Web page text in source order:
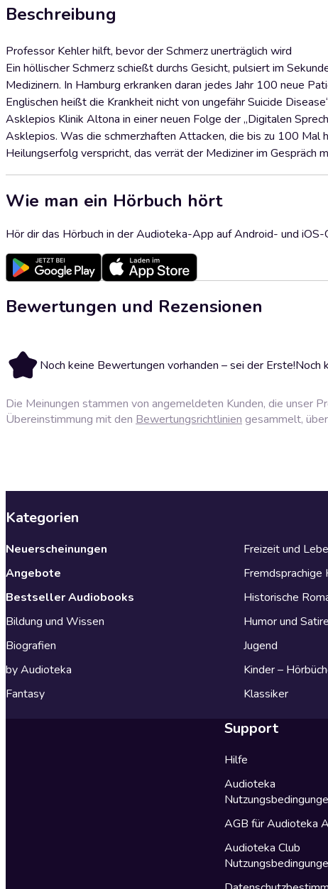
Beschreibung
Professor Kehler hilft, bevor der Schmerz unerträglich wird
Ein höllischer Schmerz schießt durchs Gesicht, pulsiert im
Medizinern. In Hamburg erkranken daran jedes Jahr 100 neue
Englischen heißt die Krankheit nicht von ungefähr Suicide
Asklepios Klinik Altona in einer neuen Folge der „Digitalen
Asklepios. Was die schmerzhaften Attacken, die bis zu 100 Mal
Heilungserfolg verspricht, das verrät der Mediziner im Gespräch
Wie man ein Hörbuch hört
Hör dir das Hörbuch in der Audioteka-App auf Android- und iOS-
Bewertungen und Rezensionen
Noch keine Bewertungen vorhanden – sei der Erste!Noch
Die Meinungen stammen von angemeldeten Kunden, die unser
Übereinstimmung mit den Bewertungsrichtlinien gesammelt,
Kategorien
Neuerscheinungen
Angebote
Bestseller Audiobooks
Bildung und Wissen
Biografien
by Audioteka
Fantasy
Freizeit und
Fremdsprachige
Historische
Humor und Satire
Jugend
Kinder –
Klassiker
Support
Hilfe
Audioteka
AGB für Audioteka
Audioteka Club